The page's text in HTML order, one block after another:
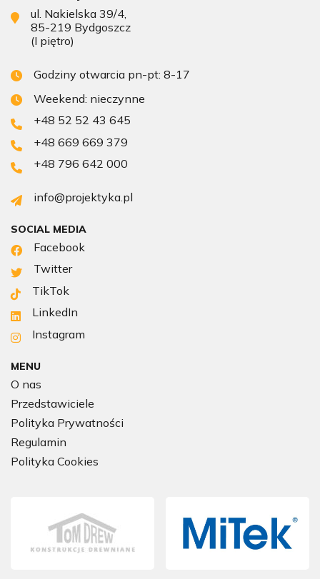
ul. Nakielska 39/4,
85-219 Bydgoszcz
(I piętro)
Godziny otwarcia pn-pt: 8-17
Weekend: nieczynne
+48 52 52 43 645
+48 669 669 379
+48 796 642 000
info@projektyka.pl
SOCIAL MEDIA
Facebook
Twitter
TikTok
LinkedIn
Instagram
MENU
O nas
Przedstawiciele
Polityka Prywatności
Regulamin
Polityka Cookies